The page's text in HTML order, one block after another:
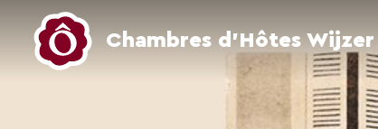
Chambres d’Hôtes Wijzer